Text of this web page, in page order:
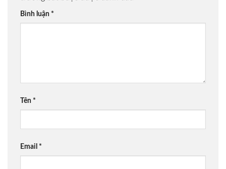
Bình luận *
Tên *
Email *